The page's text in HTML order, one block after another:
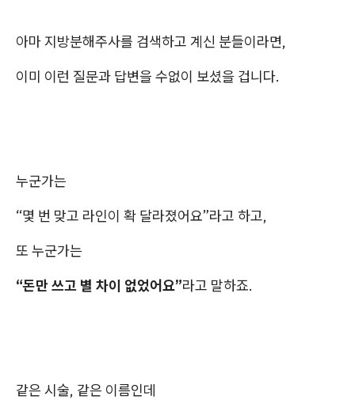
아마 지방분해주사를 검색하고 계신 분들이라면,
이미 이런 질문과 답변을 수없이 보셨을 겁니다.
누군가는
“몇 번 맞고 라인이 확 달라졌어요”라고 하고,
또 누군가는
“돈만 쓰고 별 차이 없었어요”라고 말하죠.
같은 시술, 같은 이름인데